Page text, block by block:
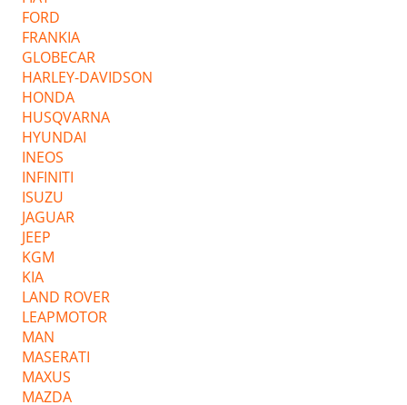
FORD
FRANKIA
GLOBECAR
HARLEY-DAVIDSON
HONDA
HUSQVARNA
HYUNDAI
INEOS
INFINITI
ISUZU
JAGUAR
JEEP
KGM
KIA
LAND ROVER
LEAPMOTOR
MAN
MASERATI
MAXUS
MAZDA